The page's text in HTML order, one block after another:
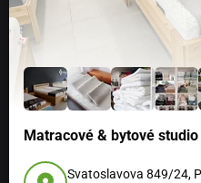
Matracové & bytové studio
Svatoslavova 849/24,